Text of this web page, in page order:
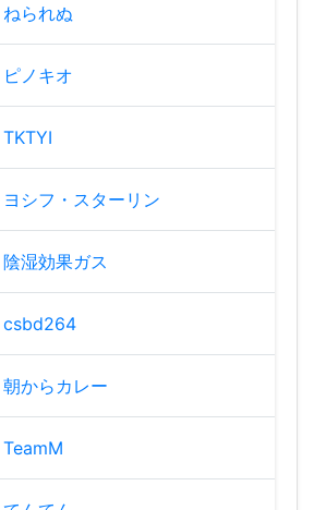
ねられぬ
ピノキオ
TKTYI
ヨシフ・スターリン
陰湿効果ガス
csbd264
朝からカレー
TeamM